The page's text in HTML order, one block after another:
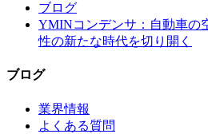
ブログ
YMINコンデンサ：自動車の
性の新たな時代を切り開く
ブログ
業界情報
よくある質問